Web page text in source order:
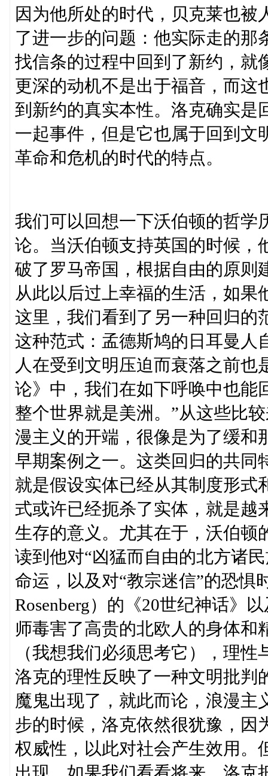
因为他所处的时代，贝克莱也
了进一步的问题：他实际走的那
找信条的过程中回到了新约，就
更深的动机不是出于福音，而这
到新约的真实本性。洛克确实是
一起事件，但是它也属于回到文
革命和危机的时代的特点。
我们可以回想一下沃伯顿的哲学
论。当沃伯顿支持英国的时候，
破了罗马帝国，根据自由的原则
从此以后过上幸福的生活，如果
这里，我们看到了另一种回归的
这种范式：孟德斯鸠的日耳曼人
人在受到文明压迫而衰落之前
论》中，我们在如下呼唤中也能
整个世界就是美洲。”从这些比
漫主义的开端，很像是为了缓和
早期案例之一。这类回归的共同
就是假设实体已经从其制度形式
式或许已经扼杀了实体，就是越
生存的意义。尤其在于，沃伯顿
读到他对“凶猛而自由的北方诸
命运，以及对“教宗迷信”的恐惧
Rosenberg）的《20世纪神话》
师毒害了高贵的北欧人的身体和
（我想我们必须思考它），理
洛克的理性反映了一种文明批判
魔鬼出现了，就此而论，浪漫主
步的时候，洛克依然很犹豫，因
权威性，以此对社会产生效用。